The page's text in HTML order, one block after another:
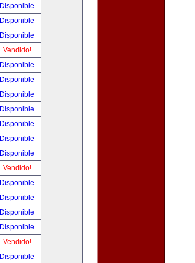
Disponible
Disponible
Disponible
Vendido!
Disponible
Disponible
Disponible
Disponible
Disponible
Disponible
Disponible
Vendido!
Disponible
Disponible
Disponible
Disponible
Vendido!
Disponible